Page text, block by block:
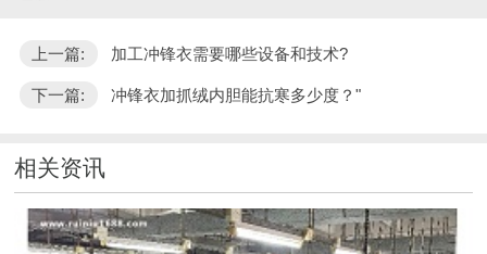
上一篇: 加工冲锋衣需要哪些设备和技术?
下一篇: 冲锋衣加抓绒内胆能抗寒多少度？"
相关资讯